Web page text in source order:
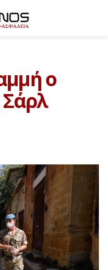
ο
Σάρλ